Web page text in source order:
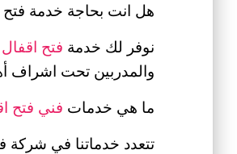
هل انت بحاجة خدمة فتح
نوفر لك خدمة فتح اقفال
والمدربين تحت اشراف
ما هي خدمات فني فتح
تتعدد خدماتنا في شركة